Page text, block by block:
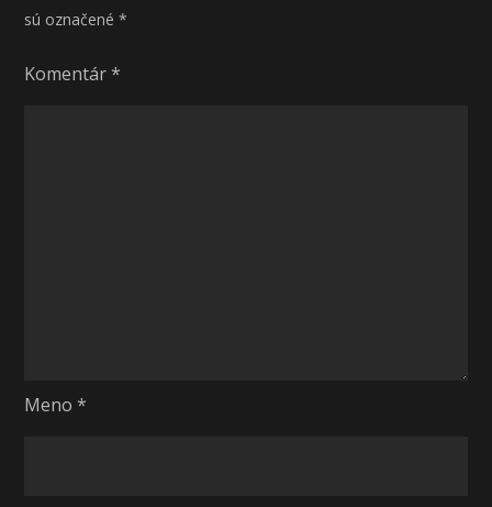
sú označené*
Komentár*
Meno*